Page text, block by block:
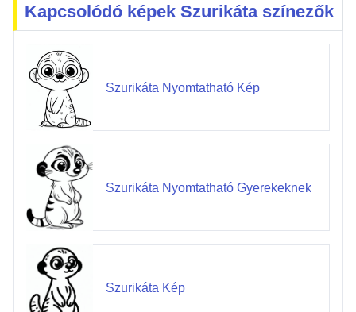
Kapcsolódó képek Szurikáta színezők
Szurikáta Nyomtatható Kép
Szurikáta Nyomtatható Gyerekeknek
Szurikáta Kép